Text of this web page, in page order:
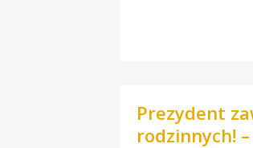
Prezydent
rodzinnych!